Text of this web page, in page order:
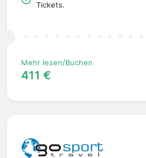
Tickets.
Mehr lesen/Buchen
411 €